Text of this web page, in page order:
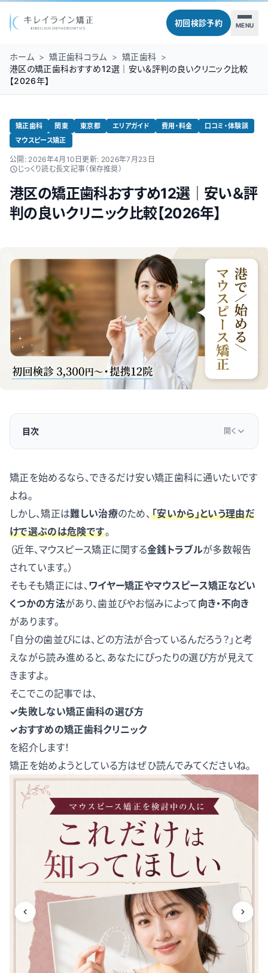
初回検診予約 MENU
ホーム > 矯正歯科コラム > 矯正歯科 >
港区の矯正歯科おすすめ12選｜安い＆評判の良いクリニック比較
【2026年】
矯正歯科 関東 東京都 エリアガイド 費用・料金
口コミ・体験談
マウスピース矯正
公開: 2026年4月10日更新: 2026年7月23日
じっくり読む長文記事（保存推奨）
港区の矯正歯科おすすめ12選｜安い＆評
判の良いクリニック比較【2026年】
目次 開く
矯正を始めるなら、できるだけ安い矯正歯科に通いたいです
よね。
しかし、矯正は難しい治療のため、「安いから」という理由だ
けで選ぶのは危険です。
（近年、マウスピース矯正に関する金銭トラブルが多数報告
されています。）
そもそも矯正には、 ワイヤー矯正やマウスピース矯正などい
くつかの方法があり、歯並びやお悩みによって 向き・不向き
があります。
「自分の歯並びには、どの方法が合っているんだろう？」と考
えながら読み進めると、あなたにぴったりの選び方が見えて
きますよ。
そこでこの記事では、
✓失敗しない矯正歯科の選び方
✓おすすめの矯正歯科クリニック
を紹介します！
矯正を始めようとしている方はぜひ読んでみてくださいね。